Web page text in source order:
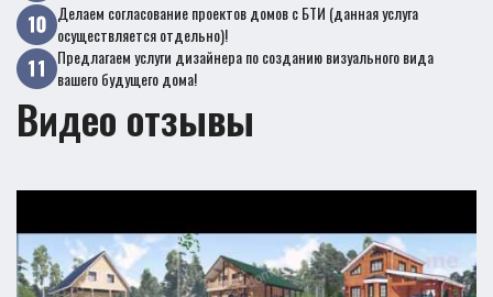
Делаем согласование проектов домов с БТИ (данная услуга
осуществляется отдельно)!
Предлагаем услуги дизайнера по созданию визуального вида
вашего будущего дома!
Видео отзывы